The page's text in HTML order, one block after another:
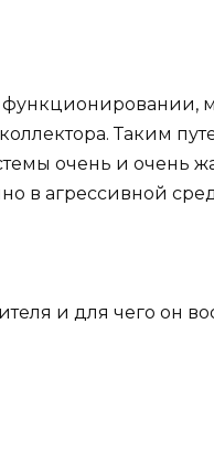
Таким
очень и очень
в агрессивной